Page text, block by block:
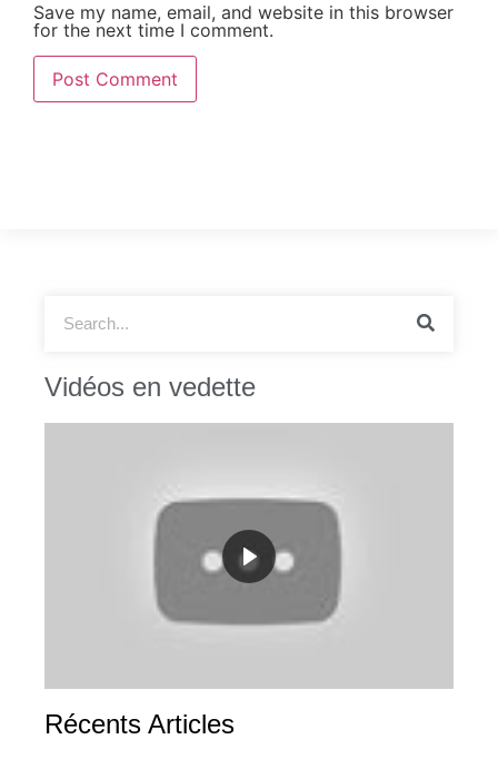
Save my name, email, and website in this browser
for the next time I comment.
Vidéos en vedette
Récents Articles